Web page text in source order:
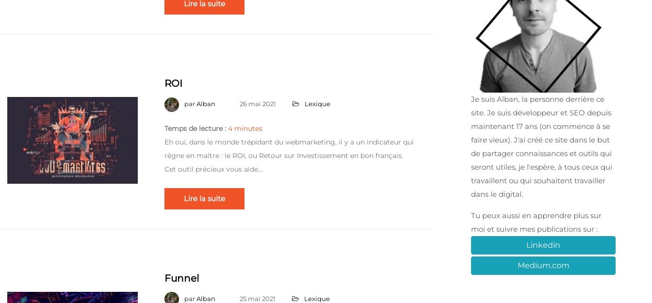
Lire la suite
ROI
parAlban 26 mai 2021 Lexique
Temps de lecture : 4 minutes
Eh oui, dans le monde trépidant du webmarketing, il y a un indicateur qui
règne en maître : le ROI, ou Retour sur Investissement en bon français.
Cet outil précieux vous aide…
Lire la suite
Funnel
parAlban 25 mai 2021 Lexique
Je suis Alban, la personne derrière ce
site. Je suis développeur et SEO depuis
maintenant 17 ans (on commence à se
faire vieux). J'ai créé ce site dans le but
de partager connaissances et outils qui
seront utiles, je l'espère, à tous ceux qui
travaillent ou qui souhaitent travailler
dans le digital.
Tu peux aussi en apprendre plus sur
moi et suivre mes publications sur :
Linkedin
Medium.com